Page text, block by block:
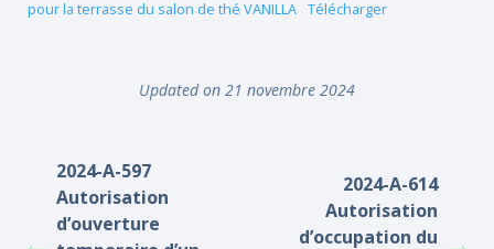
pour la terrasse du salon de thé VANILLA Télécharger
Updated on 21 novembre 2024
2024-A-597
Autorisation
d’ouverture
2024-A-614
Autorisation
d’occupation du